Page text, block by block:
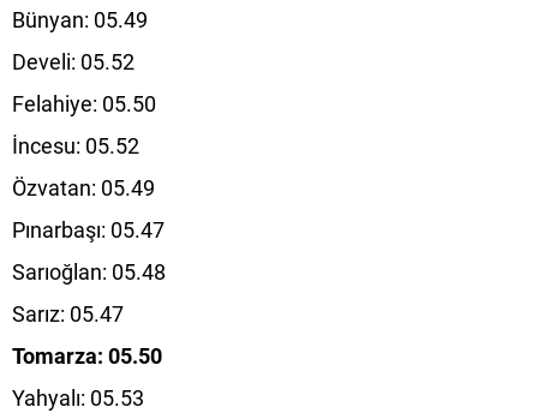
Bünyan: 05.49
Develi: 05.52
Felahiye: 05.50
İncesu: 05.52
Özvatan: 05.49
Pınarbaşı: 05.47
Sarıoğlan: 05.48
Sarız: 05.47
Tomarza: 05.50
Yahyalı: 05.53